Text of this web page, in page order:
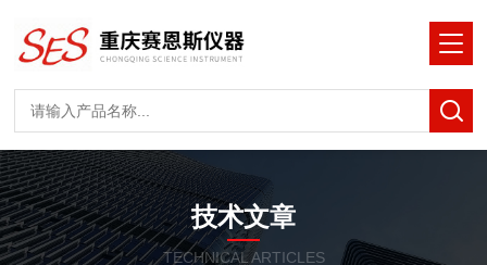
技术文章
TECHNICAL ARTICLES